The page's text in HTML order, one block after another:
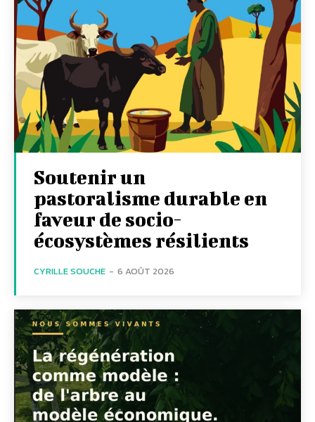
Soutenir un
pastoralisme durable en
faveur de socio-
écosystèmes résilients
CYRILLE SOUCHE - 6 AOÛT 2026